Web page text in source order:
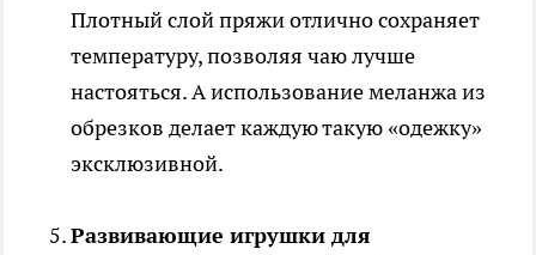
Плотный слой пряжи отлично сохраняет
температуру, позволяя чаю лучше
настояться. А использование меланжа из
обрезков делает каждую такую «одежку»
эксклюзивной.
Развивающие игрушки для